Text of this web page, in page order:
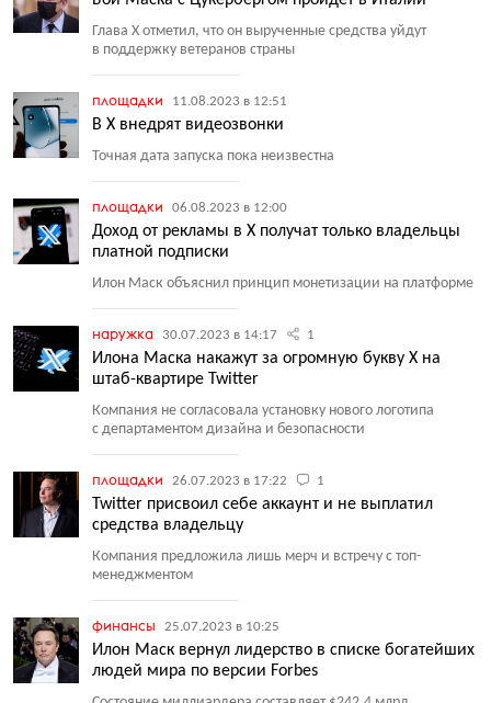
Глава X отметил, что он вырученные средства уйдут
в поддержку ветеранов страны
площадки 11.08.2023 в 12:51
В X внедрят видеозвонки
Точная дата запуска пока неизвестна
площадки 06.08.2023 в 12:00
Доход от рекламы в X получат только владельцы
платной подписки
Илон Маск объяснил принцип монетизации на платформе
наружка 30.07.2023 в 14:17 1
Илона Маска накажут за огромную букву Х на
штаб-квартире Twitter
Компания не согласовала установку нового логотипа
с департаментом дизайна и безопасности
площадки 26.07.2023 в 17:22 1
Twitter присвоил себе аккаунт и не выплатил
средства владельцу
Компания предложила лишь мерч и встречу с топ-
менеджментом
финансы 25.07.2023 в 10:25
Илон Маск вернул лидерство в списке богатейших
людей мира по версии Forbes